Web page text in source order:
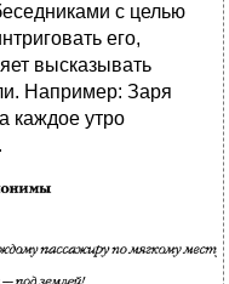
с целью
его,
высказывать
Например: Заря
каждое утро